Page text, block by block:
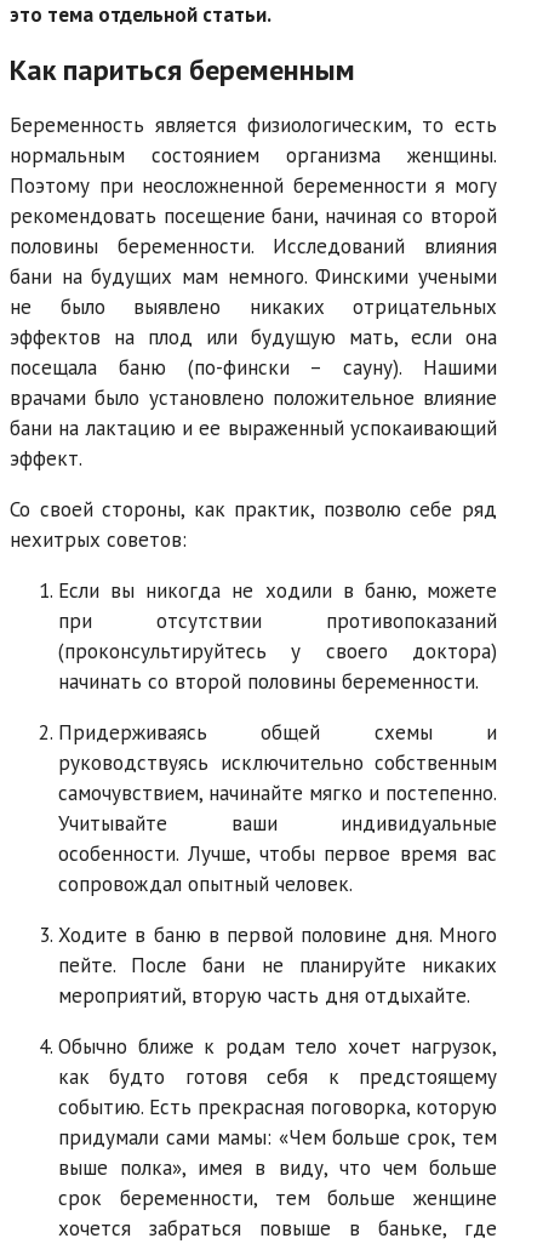
это тема отдельной статьи.
Как париться беременным
Беременность является физиологическим, то есть
нормальным состоянием организма женщины.
Поэтому при неосложненной беременности я могу
рекомендовать посещение бани, начиная со второй
половины беременности. Исследований влияния
бани на будущих мам немного. Финскими учеными
не было выявлено никаких отрицательных
эффектов на плод или будущую мать, если она
посещала баню (по-фински – сауну). Нашими
врачами было установлено положительное влияние
бани на лактацию и ее выраженный успокаивающий
эффект.
Со своей стороны, как практик, позволю себе ряд
нехитрых советов:
Если вы никогда не ходили в баню, можете
при отсутствии противопоказаний
(проконсультируйтесь у своего доктора)
начинать со второй половины беременности.
Придерживаясь общей схемы и
руководствуясь исключительно собственным
самочувствием, начинайте мягко и постепенно.
Учитывайте ваши индивидуальные
особенности. Лучше, чтобы первое время вас
сопровождал опытный человек.
Ходите в баню в первой половине дня. Много
пейте. После бани не планируйте никаких
мероприятий, вторую часть дня отдыхайте.
Обычно ближе к родам тело хочет нагрузок,
как будто готовя себя к предстоящему
событию. Есть прекрасная поговорка, которую
придумали сами мамы: «Чем больше срок, тем
выше полка», имея в виду, что чем больше
срок беременности, тем больше женщине
хочется забраться повыше в баньке, где